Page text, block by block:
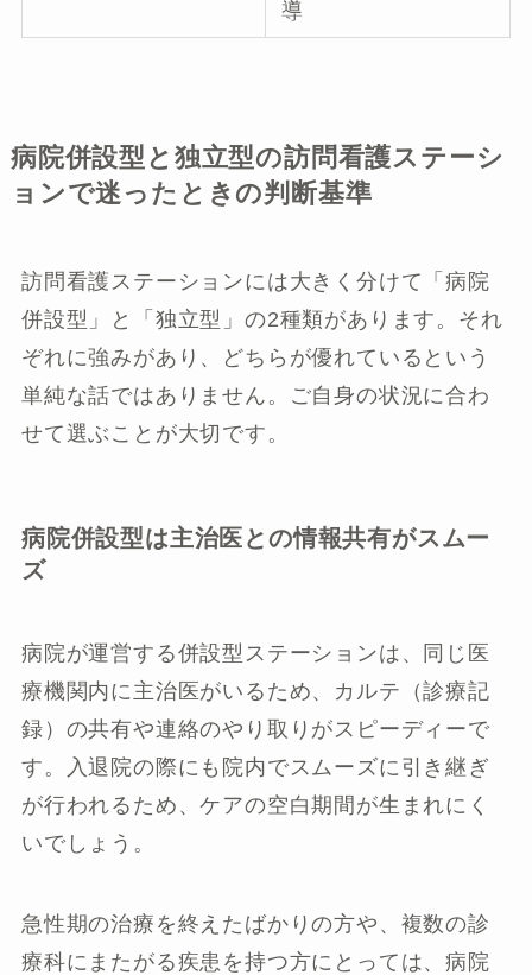
導
病院併設型と独立型の訪問看護ステーシ
ョンで迷ったときの判断基準
訪問看護ステーションには大きく分けて「病院
併設型」と「独立型」の2種類があります。それ
ぞれに強みがあり、どちらが優れているという
単純な話ではありません。ご自身の状況に合わ
せて選ぶことが大切です。
病院併設型は主治医との情報共有がスムー
ズ
病院が運営する併設型ステーションは、同じ医
療機関内に主治医がいるため、カルテ（診療記
録）の共有や連絡のやり取りがスピーディーで
す。入退院の際にも院内でスムーズに引き継ぎ
が行われるため、ケアの空白期間が生まれにく
いでしょう。
急性期の治療を終えたばかりの方や、複数の診
療科にまたがる疾患を持つ方にとっては、病院